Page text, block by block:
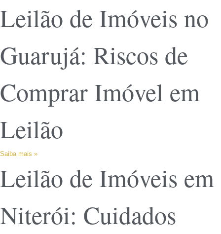
Leilão de Imóveis no
Guarujá: Riscos de
Comprar Imóvel em
Leilão
Saiba mais »
Leilão de Imóveis em
Niterói: Cuidados